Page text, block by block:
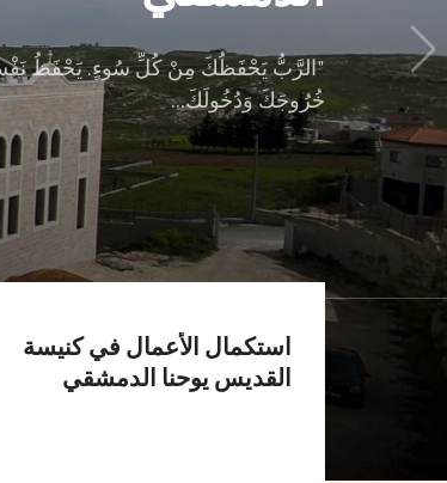
"الرَّبُّ يَحْفَظُكَ مِنْ كُلِّ سُوءٍ. يَحْفَظُ
خُرُوجَكَ وَدُخُولَكَ...
استكمال الأعمال في كنيسة
القديس يوحنا الدمشقي